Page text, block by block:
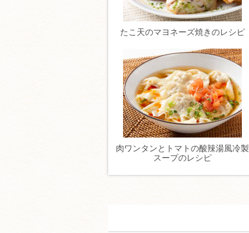
たこ天のマヨネーズ焼きのレシピ
肉ワンタンとトマトの酸辣湯風冷製
スープのレシピ